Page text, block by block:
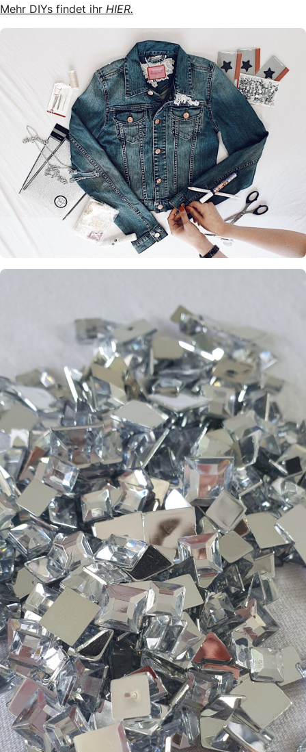
Mehr DIYs findet ihr HIER.